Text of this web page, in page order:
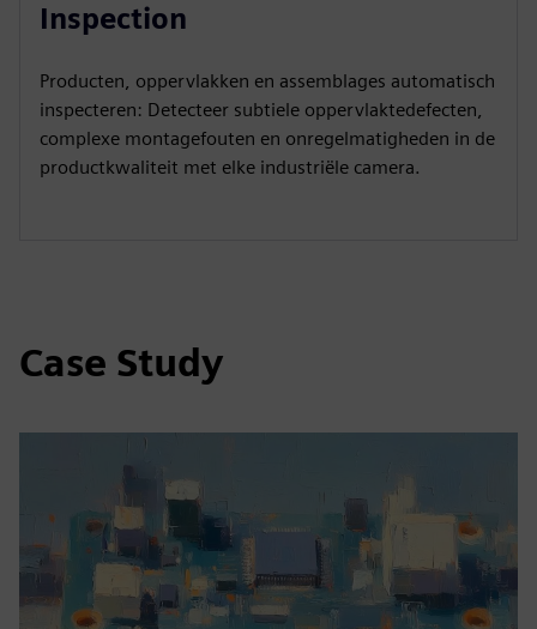
Inspection
Producten, oppervlakken en assemblages automatisch
inspecteren: Detecteer subtiele oppervlaktedefecten,
complexe montagefouten en onregelmatigheden in de
productkwaliteit met elke industriële camera.
Case Study